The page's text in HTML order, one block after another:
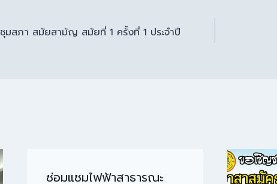
มสภา สมัยสามัญ สมัยที่ 1 ครั้งที่ 1 ประจำปี
ซ่อมแซมไฟฟ้าสาธารณะ